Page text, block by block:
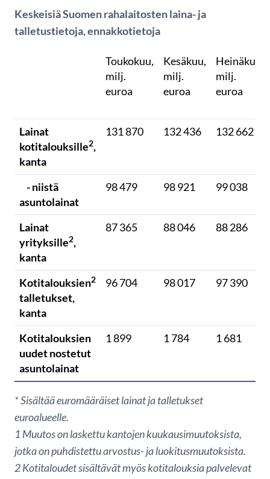
Keskeisiä Suomen rahalaitosten laina- ja
talletustietoja, ennakkotietoja
Toukokuu,
milj.
euroa
Kesäkuu,
milj.
euroa
Heinäkuu,
milj.
euroa
Lainat
kotitalouksille2,
kanta
131 870 132 436 132 662
- niistä
asuntolainat
98 479 98 921 99 038
Lainat
yrityksille2,
kanta
87 365 88 046 88 286
Kotitalouksien2
talletukset,
kanta
96 704 98 017 97 390
Kotitalouksien
uudet nostetut
asuntolainat
1 899 1 784 1 681
* Sisältää euromääräiset lainat ja talletukset
euroalueelle.
1 Muutos on laskettu kantojen kuukausimuutoksista,
jotka on puhdistettu arvostus- ja luokitusmuutoksista.
2 Kotitaloudet sisältävät myös kotitalouksia palvelevat